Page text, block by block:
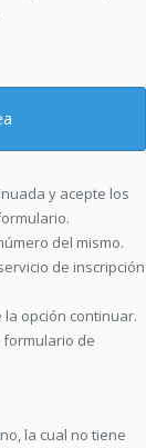
y acepte los
del mismo.
de inscripción
la opción continuar.
de
la cual no tiene